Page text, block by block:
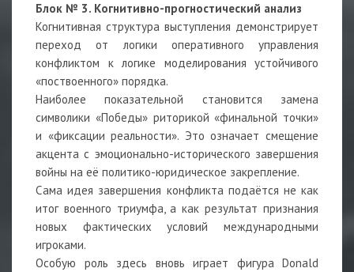
Блок № 3. Когнитивно-прогностический анализ
Когнитивная структура выступления демонстрирует
переход от логики оперативного управления
конфликтом к логике моделирования устойчивого
«поствоенного» порядка.
Наиболее показательной становится замена
символики «Победы» риторикой «финальной точки»
и «фиксации реальности». Это означает смещение
акцента с эмоционально-исторического завершения
войны на её политико-юридическое закрепление.
Сама идея завершения конфликта подаётся не как
итог военного триумфа, а как результат признания
новых фактических условий международными
игроками.
Особую роль здесь вновь играет фигура Donald